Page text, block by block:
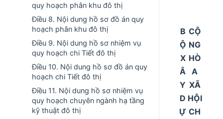
quy hoạch phân khu đô thị
Điều 8. Nội dung hồ sơ đồ án quy
hoạch phân khu đô thị
Điều 9. Nội dung hồ sơ nhiệm vụ
quy hoạch chi Tiết đô thị
Điều 10. Nội dung hồ sơ đồ án quy
hoạch chi Tiết đô thị
Điều 11. Nội dung hồ sơ nhiệm vụ
quy hoạch chuyên ngành hạ tầng
kỹ thuật đô thị
B
Ộ
X
Â
Y
D
Ự
CỘ
NG
HÒ
A
XÃ
HỘI
CH